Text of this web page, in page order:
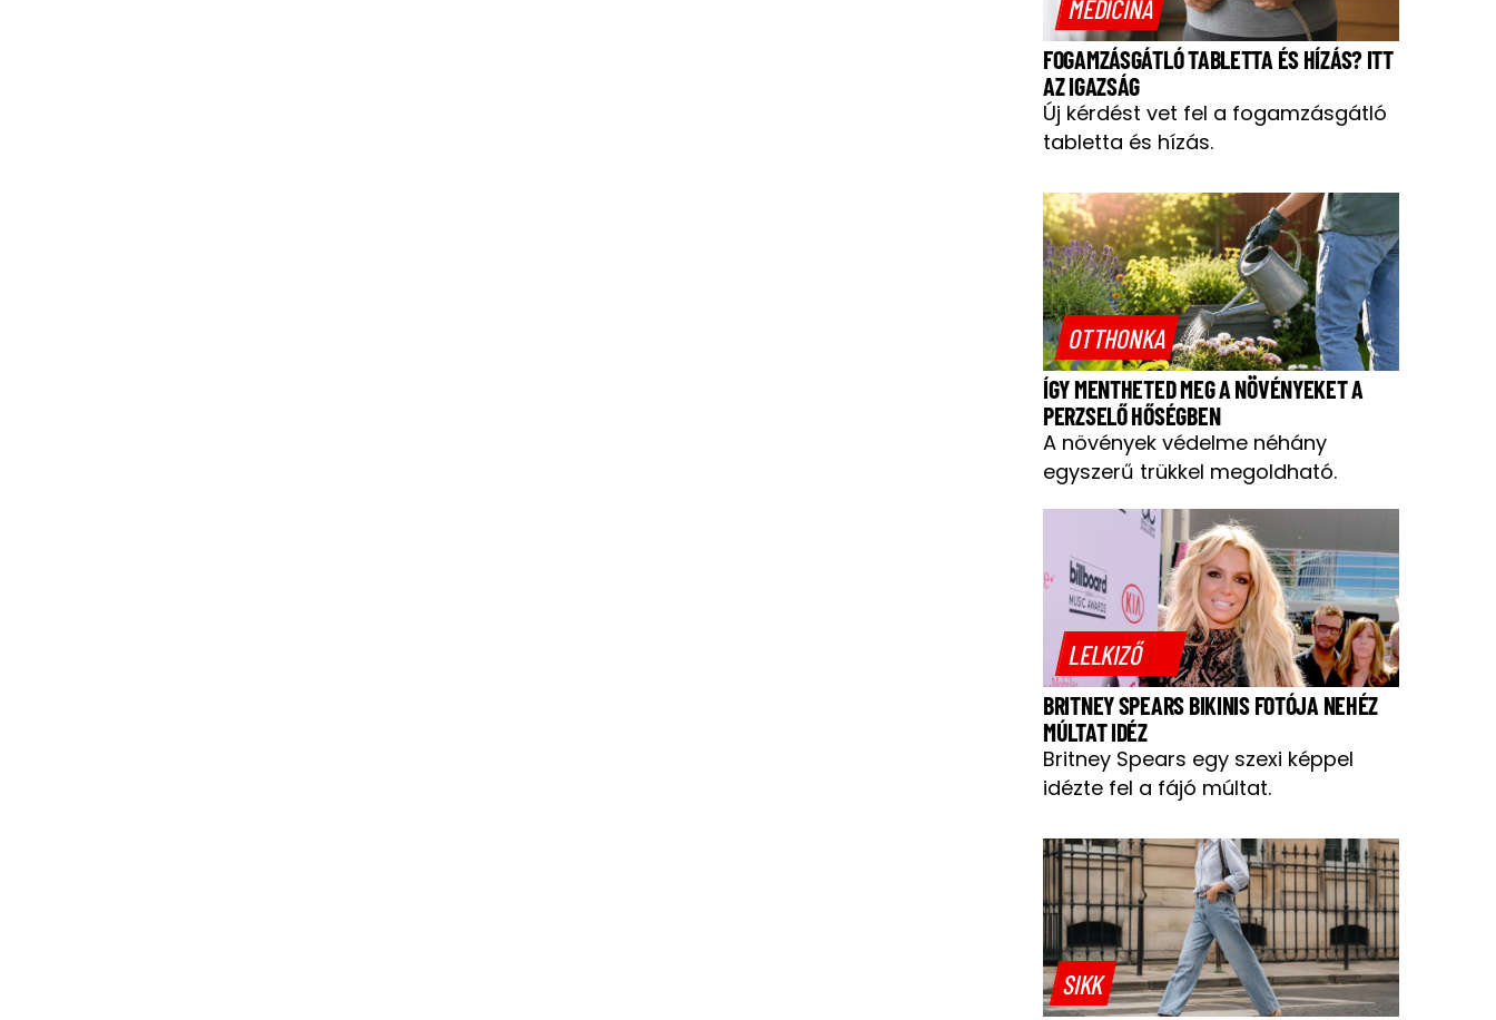
MEDICINA
FOGAMZÁSGÁTLÓ TABLETTA ÉS HÍZÁS? ITT
AZ IGAZSÁG
Új kérdést vet fel a fogamzásgátló
tabletta és hízás.
OTTHONKA
ÍGY MENTHETED MEG A NÖVÉNYEKET A
PERZSELŐ HŐSÉGBEN
A növények védelme néhány
egyszerű trükkel megoldható.
LELKIZŐ
BRITNEY SPEARS BIKINIS FOTÓJA NEHÉZ
MÚLTAT IDÉZ
Britney Spears egy szexi képpel
idézte fel a fájó múltat.
SIKK